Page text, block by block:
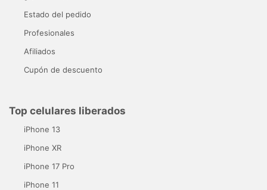
Estado del pedido
Profesionales
Afiliados
Cupón de descuento
Top celulares liberados
iPhone 13
iPhone XR
iPhone 17 Pro
iPhone 11